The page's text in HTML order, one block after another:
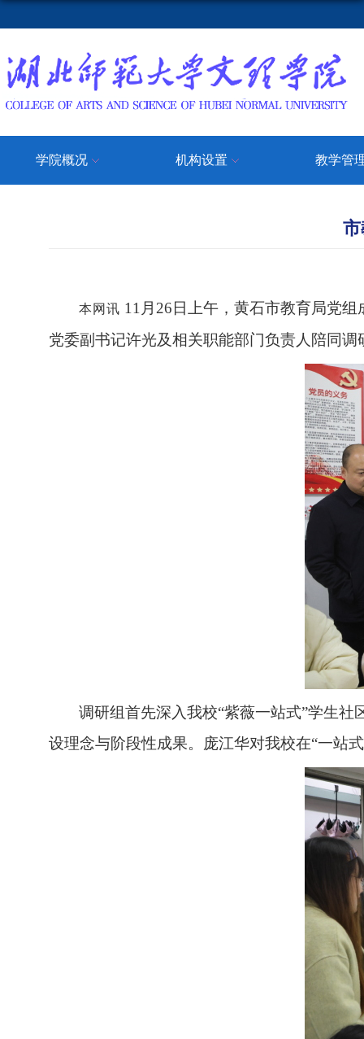
学院概况 机构设置 教学管
本网讯 11月26日上午，黄石市教育局党
党委副书记许光及相关职能部门负责人陪同调
调研组首先深入我校“紫薇一站式”学生
设理念与阶段性成果。庞江华对我校在“一站